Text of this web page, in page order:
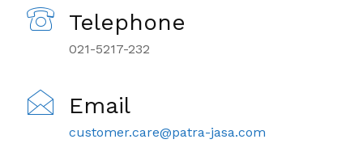
Telephone
021-5217-232
Email
customer.care@patra-jasa.com